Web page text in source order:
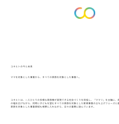
コネヒトの今と未来
ママを対象とした事業から、すべての家族を対象とした事業へ。
コネヒトは、一人ひとりの多様な家族像が実現できる社会づくりを目指し、「ママリ」を主軸に
の幅を広げながら、同時に子どもを望むすべての家族を対象とした新規事業の立ち上げフェーズ
家族を対象とした事業領域も視野に入れながら、日々の業務に励んでいます。